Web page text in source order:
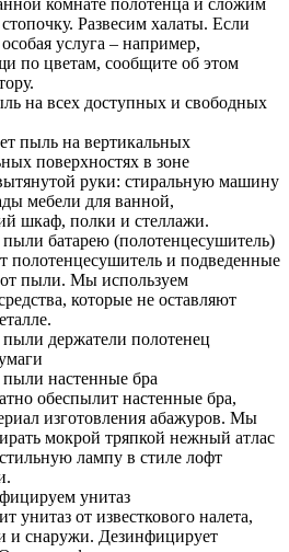
Развесим халаты. Если
услуга – например,
по цветам, сообщите об этом
на всех доступных и свободных
пыль на вертикальных
поверхностях в зоне
руки: стиральную машину
мебели для ванной,
шкаф, полки и стеллажи.
батарею (полотенцесушитель)
полотенцесушитель и подведенные
пыли. Мы используем
которые не оставляют
держатели полотенец
настенные бра
обеспылит настенные бра,
изготовления абажуров. Мы
мокрой тряпкой нежный атлас
лампу в стиле лофт
унитаз
унитаз от известкового налета,
и снаружи. Дезинфицирует